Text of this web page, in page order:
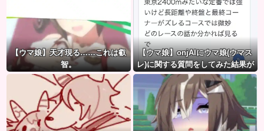
【ウマ娘】天才現る……これは叡
智。
【ウマ娘】onjAIにウマ娘(ウマス
レ)に関する質問をしてみた結果が
草ｗｗｗ